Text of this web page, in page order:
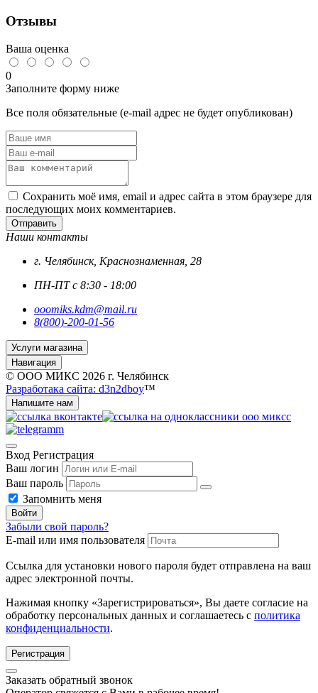
Отзывы
Ваша оценка
0
Заполните форму ниже
Все поля обязательные (e-mail адрес не будет опубликован)
Сохранить моё имя, email и адрес сайта в этом браузере для
последующих моих комментариев.
Отправить
Наши контакты
г. Челябинск, Краснознаменная, 28
ПН-ПТ с 8:30 - 18:00
ooomiks.kdm@mail.ru
8(800)-200-01-56
Услуги магазина
Навигация
© ООО МИКС 2026 г. Челябинск
Разработака сайта: d3n2dboy™
Напишите нам
Вход Регистрация
Ваш логин
Ваш пароль
Запомнить меня
Войти
Забыли свой пароль?
E-mail или имя пользователя
Ссылка для установки нового пароля будет отправлена ​​на ваш
адрес электронной почты.
Нажимая кнопку «Зарегистрироваться», Вы даете согласие на
обработку персональных данных и соглашаетесь с политика
конфиденциальности.
Регистрация
Заказать обратный звонок